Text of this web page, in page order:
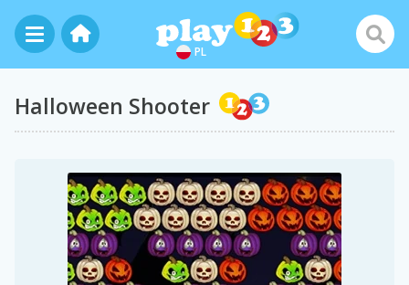
PL
Halloween Shooter